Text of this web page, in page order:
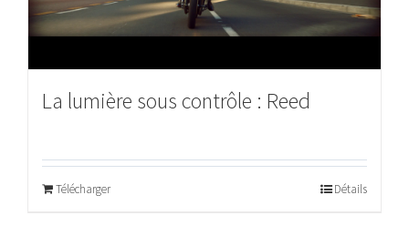
La lumière sous contrôle : Reed
Télécharger Détails